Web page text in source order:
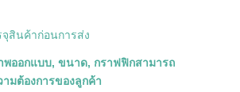
สินค้าก่อนการส่ง
พออกแบบ, ขนาด, กราฟฟิกสามารถ
มต้องการของลูกค้า